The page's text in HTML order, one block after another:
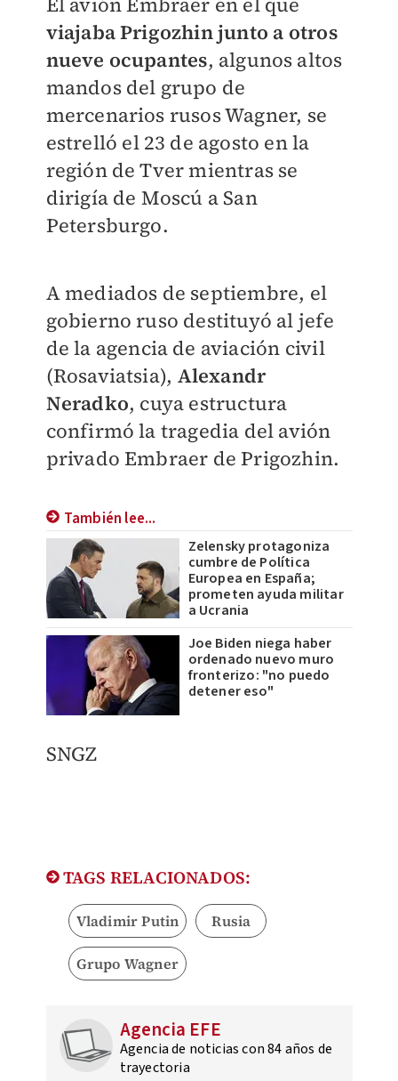
viajaba Prigozhin junto a otros
nueve ocupantes, algunos altos
mandos del grupo de
mercenarios rusos Wagner, se
estrelló el 23 de agosto en la
región de Tver mientras se
dirigía de Moscú a San
Petersburgo.
A mediados de septiembre, el
gobierno ruso destituyó al jefe
de la agencia de aviación civil
(Rosaviatsia), Alexandr
Neradko, cuya estructura
confirmó la tragedia del avión
privado Embraer de Prigozhin.
También lee...
Zelensky protagoniza
cumbre de Política
Europea en España;
prometen ayuda militar
a Ucrania
Joe Biden niega haber
ordenado nuevo muro
fronterizo: "no puedo
detener eso"
SNGZ
TAGS RELACIONADOS:
Vladimir Putin Rusia
Grupo Wagner
Agencia EFE
Agencia de noticias con 84 años de
trayectoria